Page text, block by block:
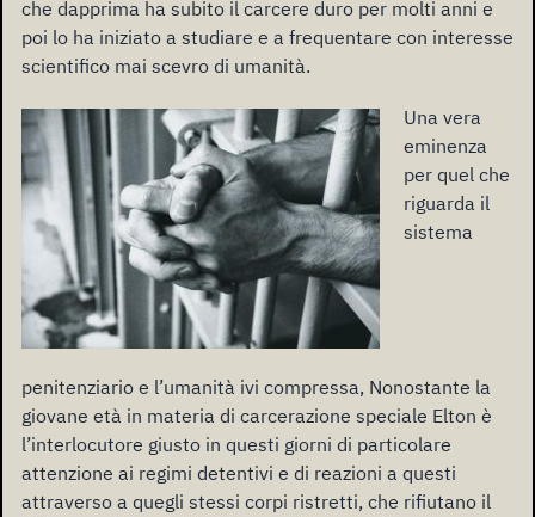
che dapprima ha subito il carcere duro per molti anni e
poi lo ha iniziato a studiare e a frequentare con interesse
scientifico mai scevro di umanità.
Una vera
eminenza
per quel che
riguarda il
sistema
penitenziario e l’umanità ivi compressa, Nonostante la
giovane età in materia di carcerazione speciale Elton è
l’interlocutore giusto in questi giorni di particolare
attenzione ai regimi detentivi e di reazioni a questi
attraverso a quegli stessi corpi ristretti, che rifiutano il